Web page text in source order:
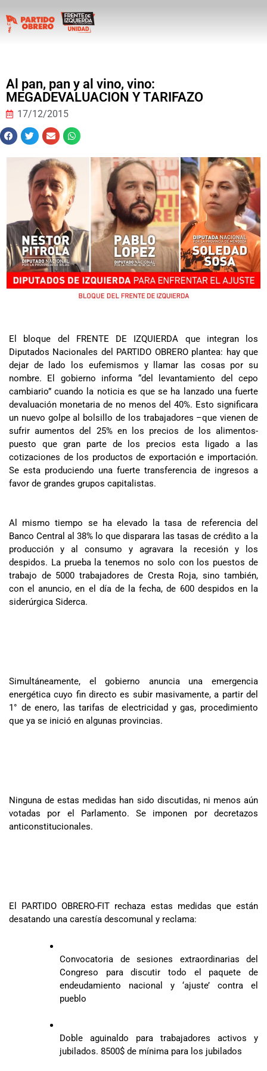
Al pan, pan y al vino, vino:
MEGADEVALUACION Y TARIFAZO
17/12/2015
El bloque del FRENTE DE IZQUIERDA que integran los
Diputados Nacionales del PARTIDO OBRERO plantea: hay que
dejar de lado los eufemismos y llamar las cosas por su
nombre. El gobierno informa “del levantamiento del cepo
cambiario” cuando la noticia es que se ha lanzado una fuerte
devaluación monetaria de no menos del 40%. Esto significara
un nuevo golpe al bolsillo de los trabajadores –que vienen de
sufrir aumentos del 25% en los precios de los alimentos-
puesto que gran parte de los precios esta ligado a las
cotizaciones de los productos de exportación e importación.
Se esta produciendo una fuerte transferencia de ingresos a
favor de grandes grupos capitalistas.
Al mismo tiempo se ha elevado la tasa de referencia del
Banco Central al 38% lo que disparara las tasas de crédito a la
producción y al consumo y agravara la recesión y los
despidos. La prueba la tenemos no solo con los puestos de
trabajo de 5000 trabajadores de Cresta Roja, sino también,
con el anuncio, en el día de la fecha, de 600 despidos en la
siderúrgica Siderca.
Simultáneamente, el gobierno anuncia una emergencia
energética cuyo fin directo es subir masivamente, a partir del
1° de enero, las tarifas de electricidad y gas, procedimiento
que ya se inició en algunas provincias.
Ninguna de estas medidas han sido discutidas, ni menos aún
votadas por el Parlamento. Se imponen por decretazos
anticonstitucionales.
El PARTIDO OBRERO-FIT rechaza estas medidas que están
desatando una carestía descomunal y reclama:
Convocatoria de sesiones extraordinarias del
Congreso para discutir todo el paquete de
endeudamiento nacional y ‘ajuste’ contra el
pueblo
Doble aguinaldo para trabajadores activos y
jubilados. 8500$ de mínima para los jubilados